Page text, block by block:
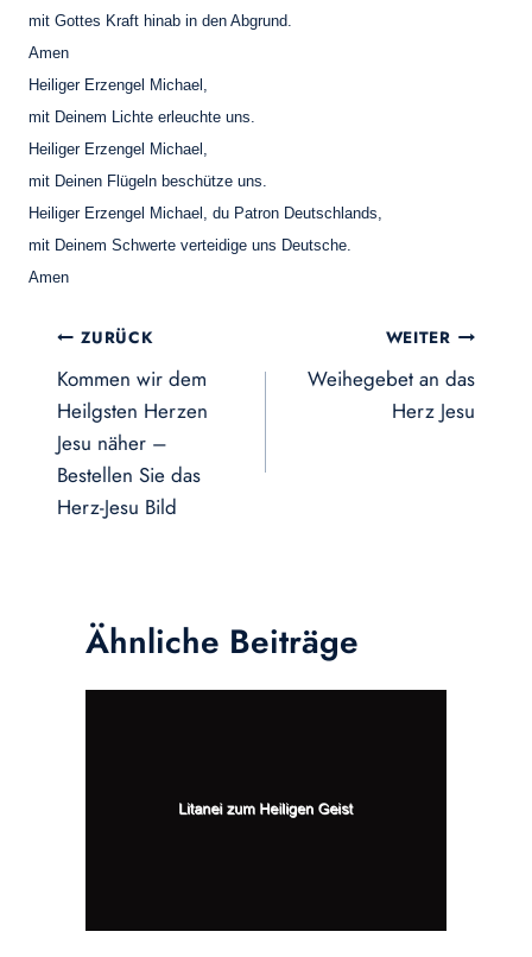
mit Gottes Kraft hinab in den Abgrund.
Amen
Heiliger Erzengel Michael,
mit Deinem Lichte erleuchte uns.
Heiliger Erzengel Michael,
mit Deinen Flügeln beschütze uns.
Heiliger Erzengel Michael, du Patron Deutschlands,
mit Deinem Schwerte verteidige uns Deutsche.
Amen
Beitragsnavigation
ZURÜCK
Kommen wir dem
Heilgsten Herzen
Jesu näher –
Bestellen Sie das
Herz-Jesu Bild
WEITER
Weihegebet an das
Herz Jesu
Ähnliche Beiträge